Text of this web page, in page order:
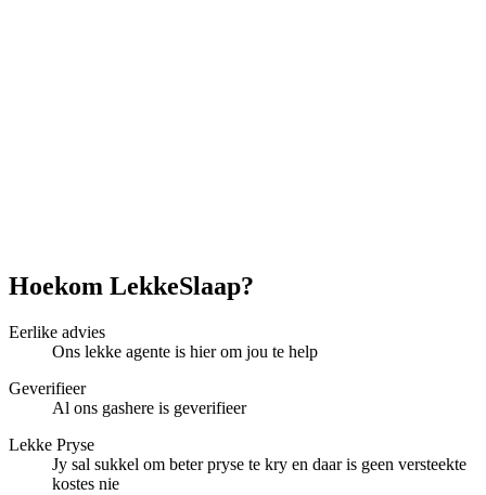
Hoekom LekkeSlaap?
Eerlike advies
Ons lekke agente is hier om jou te help
Geverifieer
Al ons gashere is geverifieer
Lekke Pryse
Jy sal sukkel om beter pryse te kry en daar is geen versteekte
kostes nie